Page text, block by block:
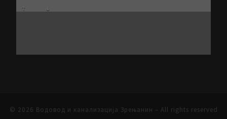
© 2026 Водовод и канализација Зрењанин – All rights reserved